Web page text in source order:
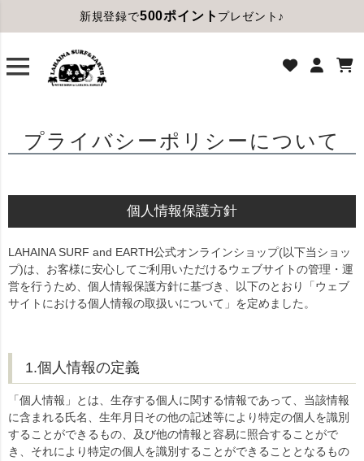
新規登録で500ポイント プレゼント♪
プライバシーポリシーについて
個人情報保護方針
LAHAINA SURF and EARTH公式オンラインショップ(以下当ショッ
プ)は、お客様に安心してご利用いただけるウェブサイトの管理・運
営を行うため、個人情報保護方針に基づき、以下のとおり「ウェブ
サイトにおける個人情報の取扱いについて」を定めました。
1.個人情報の定義
「個人情報」とは、生存する個人に関する情報であって、当該情報
に含まれる氏名、生年月日その他の記述等により特定の個人を識別
することができるもの、及び他の情報と容易に照合することがで
き、それにより特定の個人を識別することができることとなるもの